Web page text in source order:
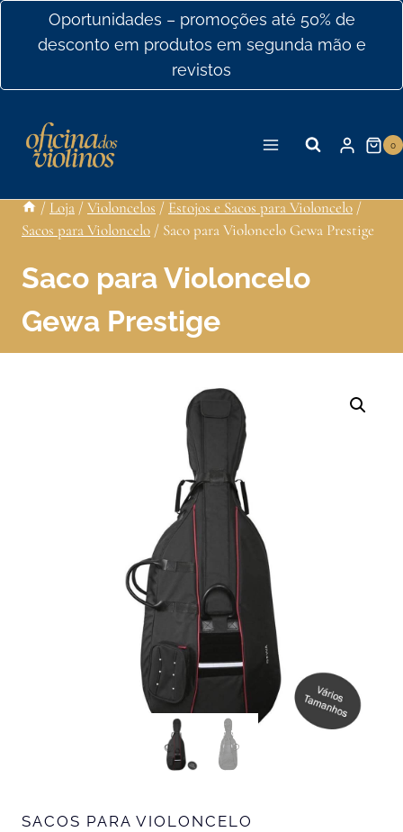
conteúdo
Oportunidades – promoções até 50% de
desconto em produtos em segunda mão e
revistos
0
/ Loja /Violoncelos / Estojos e Sacos para Violoncelo /
Sacos para Violoncelo / Saco para Violoncelo Gewa Prestige
Saco para Violoncelo
Gewa Prestige
SACOS PARA VIOLONCELO